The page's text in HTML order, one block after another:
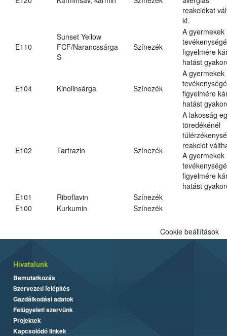
reakciókat
ki.
E110
Sunset Yellow
FCF/Narancssárga
S
Színezék
A gyermekek
figyelmére
hatást
E104 Kinolinsárga Színezék
A gyermekek
figyelmére
hatást
E102 Tartrazin Színezék
A lakosság
töredékénél
reakciót
A gyermekek
figyelmére
hatást
E101
Riboflavin
Színezék
E100
Kurkumin Színezék
Cookie beállítások
Hivatalunk
Bemutatkozás
Szervezeti felépítés
Gazdálkodási adatok
Felügyeleti szervünk
Projektek
Kapcsolódó linkek